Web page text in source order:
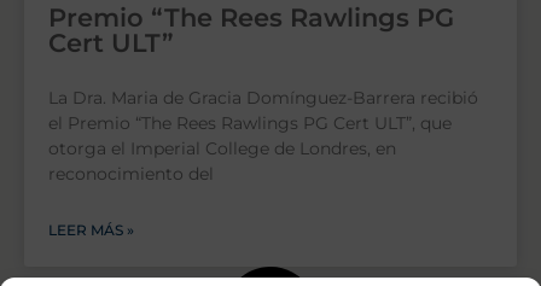
Premio “The Rees Rawlings PG
Cert ULT”
La Dra. Maria de Gracia Domínguez-Barrera recibió
el Premio “The Rees Rawlings PG Cert ULT”, que
otorga el Imperial College de Londres, en
reconocimiento del
LEER MÁS »